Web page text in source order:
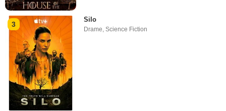
3
Silo
Drame,Science Fiction